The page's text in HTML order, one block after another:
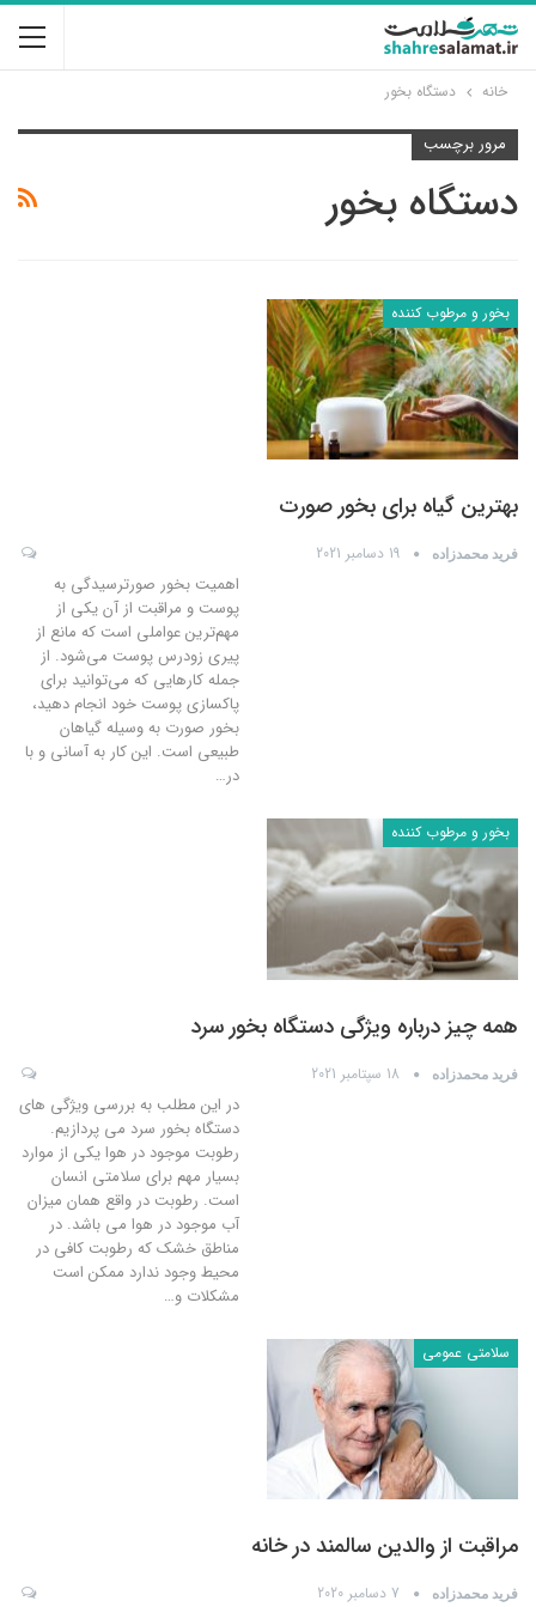
خانه دستگاه بخور
مرور برچسب
دستگاه بخور
بخور و مرطوب کننده
بهترین گیاه برای بخور صورت
فرید محمدزاده 19 دسامبر 2021
اهمیت بخور صورترسیدگی به
پوست و مراقبت از آن یکی از
مهم‌ترین عواملی است که مانع از
پیری زودرس پوست می‌شود. از
جمله کارهایی که می‌توانید برای
پاکسازی پوست خود انجام دهید،
بخور صورت به وسیله گیاهان
طبیعی است. این کار به آسانی و با
در…
بخور و مرطوب کننده
همه چیز درباره ویژگی دستگاه بخور سرد
فرید محمدزاده 18 سپتامبر 2021
در این مطلب به بررسی ویژگی های
دستگاه بخور سرد می پردازیم.
رطوبت موجود در هوا یکی از موارد
بسیار مهم برای سلامتی انسان
است. رطوبت در واقع همان میزان
آب موجود در هوا می باشد. در
مناطق خشک که رطوبت کافی در
محیط وجود ندارد ممکن است
مشکلات و…
سلامتی عمومی
مراقبت از والدین سالمند در خانه
فرید محمدزاده 7 دسامبر 2020